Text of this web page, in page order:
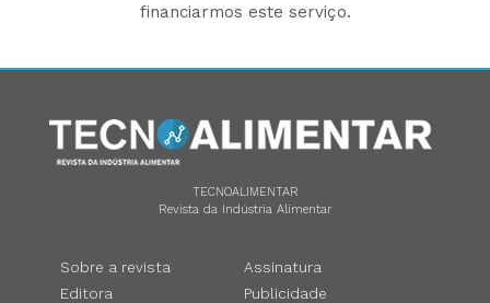
financiarmos este serviço.
TECNOALIMENTAR
Revista da Indústria Alimentar
Sobre a revista
Editora
Assinatura
Publicidade